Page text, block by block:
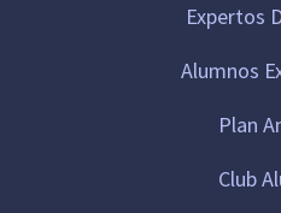
Expertos
Alumnos
Plan
Club